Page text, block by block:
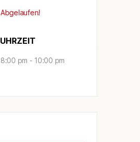
Abgelaufen!
UHRZEIT
8:00 pm - 10:00 pm